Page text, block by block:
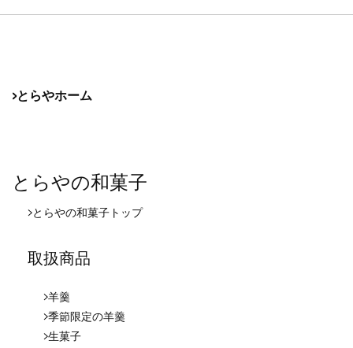
とらやホーム
とらやの和菓子
とらやの和菓子 トップ
取扱商品
羊羹
季節限定の羊羹
生菓子